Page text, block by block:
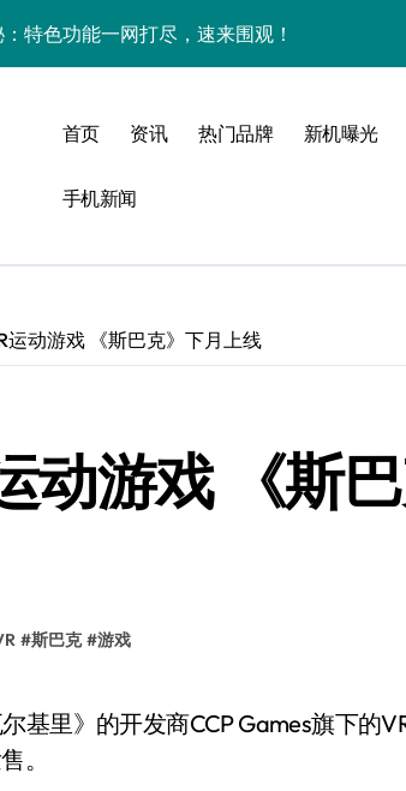
特色功能一网打尽，速来围观！
秘：亮点全解析+超实用技巧大放送！
屏旗舰，亮点速览一触即发！
配置亮点，一文全掌握！
未来，一键解锁科技新魅力！
科技赋能，折叠旗舰一手掌控！
实用管家助你快人一步领风骚！
首页 资讯 热门品牌 新机曝光
手机新闻
运动游戏 《斯巴克》下月上线
动游戏 《斯
#斯巴克 #游戏
。